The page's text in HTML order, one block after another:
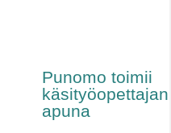
Punomo toimii
käsityöopettajan
apuna